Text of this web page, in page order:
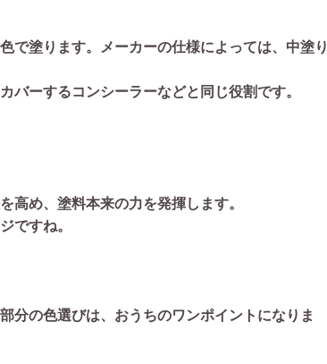
で塗ります。メーカーの仕様によっては、中塗り
バーするコンシーラーなどと同じ役割です。
高め、塗料本来の力を発揮します。
ですね。
分の色選びは、おうちのワンポイントになりま